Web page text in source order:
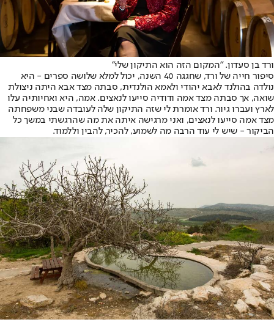
ורד בן סעדון. "המקום הזה הוא התיקון שלי"
סיפור חייה של ורד, שחגגה 40 השנה, יכול למלא שלושה ספרים - היא
נולדה בהולנד לאבא יהודי ולאמא הולנדית, סבתה מצד אבא היתה ניצולת
שואה, אך סבתה מצד אמה ודודיה סייעו לנאצים. אמה, היא ואחיותיה עלו
לארץ ועברו גיור. ורד אומרת לי שזה התיקון שלה לעובדה שבני משפחתה
מצד אמה סייעו לנאצים, ואני מרגישה איתה את מה שהרגשתי במשך כל
הביקור - שיש לי עוד הרבה מה לשמוע, להכיר, להבין וללמוד.